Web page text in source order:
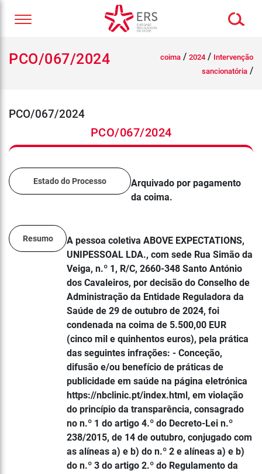
PCO/067/2024 coima / 2024 / Intervenção
sancionatória /
PCO/067/2024
PCO/067/2024
Estado do Processo
Arquivado por pagamento
da coima.
Resumo
A pessoa coletiva ABOVE EXPECTATIONS,
UNIPESSOAL LDA., com sede Rua Simão da
Veiga, n.º 1, R/C, 2660-348 Santo António
dos Cavaleiros, por decisão do Conselho de
Administração da Entidade Reguladora da
Saúde de 29 de outubro de 2024, foi
condenada na coima de 5.500,00 EUR
(cinco mil e quinhentos euros), pela prática
das seguintes infrações: - Conceção,
difusão e/ou benefício de práticas de
publicidade em saúde na página eletrónica
https://nbclinic.pt/index.html, em violação
do princípio da transparência, consagrado
no n.º 1 do artigo 4.º do Decreto-Lei n.º
238/2015, de 14 de outubro, conjugado com
as alíneas a) e b) do n.º 2 e alíneas a) e b)
do n.º 3 do artigo 2.º do Regulamento da